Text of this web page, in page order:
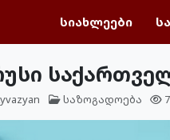
სიახლეები
საზოგადოება